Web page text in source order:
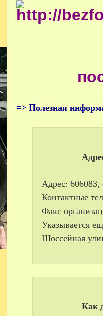
=> Полезная
Адрес: 606083,
Контактные
Факс
Указывается
Шоссейная
Как